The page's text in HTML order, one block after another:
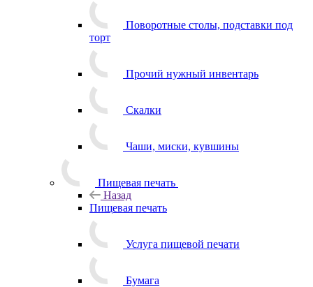
Поворотные столы, подставки под
торт
Прочий нужный инвентарь
Скалки
Чаши, миски, кувшины
Пищевая печать
Назад
Пищевая печать
Услуга пищевой печати
Бумага